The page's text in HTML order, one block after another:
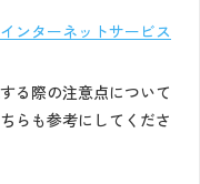
ンターネットサービス
る際の注意点について
らも参考にしてくださ